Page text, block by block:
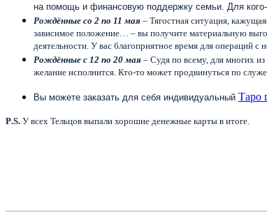
на помощь и финансовую поддержку семьи. Для
Рождённые со 2 по 11 мая – Тягостная ситуация,
зависимое положение… – вы получите материальную
деятельности. У вас благоприятное время для операций
Рождённые с 12 по 20 мая – Судя по всему, для многих
желание исполнится. Кто-то может продвинуться по
Вы можете заказать для себя индивидуальный Таро
P.S. У всех Тельцов выпали хорошие денежные карты в итоге.